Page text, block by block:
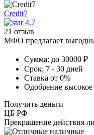
Credit7
4.7
21 отзыв
МФО предлагает
Сумма: до 30000 ₽
Срок: 7 - 30 дней
Ставка от 0%
Одобрение высокое
Получить деньги
ЦБ РФ
Прекращение действия